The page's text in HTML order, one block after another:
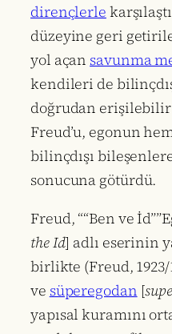
dirençlerle
düzeyine geri
yol açan savunma
kendileri de
doğrudan
Freud’u, egonun
bilinçdışı
sonucuna götürdü.
Freud, ““Ben ve
the Id] adlı eserinin
birlikte (Freud, 1923/
ve süperegodan [
yapısal kuramını